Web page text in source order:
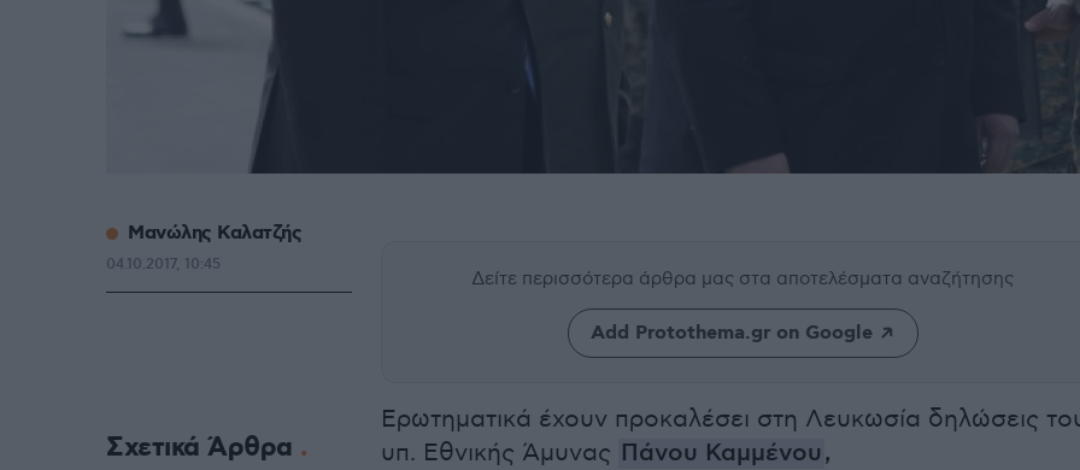
Δείτε περισσότερα άρθρα μας στα αποτελέσματα αναζήτησης
Add Protothema.gr on Google
Ερωτηματικά έχουν προκαλέσει στη Λευκωσία δηλώσεις
υπ. Εθνικής Άμυνας Πάνου Καμμένου,
Μανώλης Καλατζής
04.10.2017, 10:45
Σχετικά Άρθρα